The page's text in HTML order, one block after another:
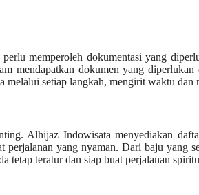
memperoleh dokumentasi yang
mendapatkan dokumen yang diperlukan
melalui setiap langkah, mengirit waktu dan
Alhijaz Indowisata menyediakan
yang nyaman. Dari baju yang
tetap teratur dan siap buat perjalanan